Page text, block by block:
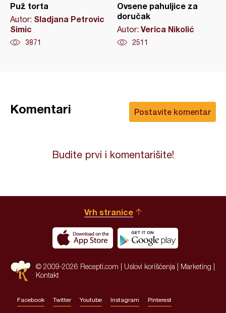
Puž torta
Autor: Sladjana Petrovic
Simic
3871
Ovsene pahuljice za
doručak
Autor: Verica Nikolić
2511
Postavite komentar
Komentari
Budite prvi i komentarišite!
Vrh stranice
© 2009-2026 Recepti.com | Uslovi korišćenja Marketing
Kontakt
Facebook Twitter Youtube Instagram Pinterest